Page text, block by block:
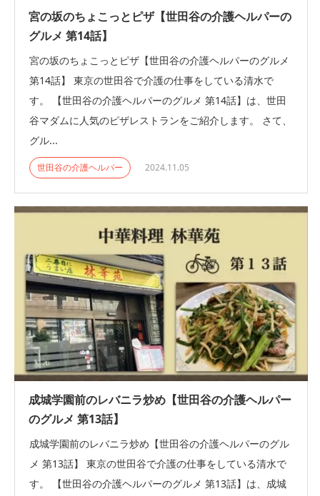
宮の坂のちょこっとピザ【世田谷の介護ヘルパーの
グルメ 第14話】
宮の坂のちょこっとピザ【世田谷の介護ヘルパーのグルメ
第14話】 東京の世田谷で介護の仕事をしている清水で
す。 【世田谷の介護ヘルパーのグルメ 第14話】は、世田
谷マダムに人気のピザレストランをご紹介します。 さて、
グル...
世田谷の介護ヘルパー 2024.11.05
成城学園前のレバニラ炒め【世田谷の介護ヘルパー
のグルメ 第13話】
成城学園前のレバニラ炒め【世田谷の介護ヘルパーのグル
メ 第13話】 東京の世田谷で介護の仕事をしている清水で
す。 【世田谷の介護ヘルパーのグルメ 第13話】は、成城